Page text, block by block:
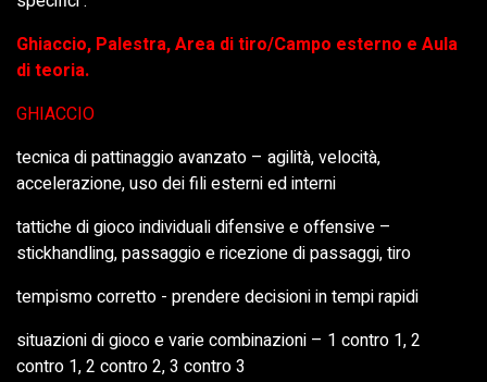
Ghiaccio, Palestra, Area di tiro/Campo esterno e Aula
di teoria.
GHIACCIO
tecnica di pattinaggio avanzato – agilità, velocità,
accelerazione, uso dei fili esterni ed interni
tattiche di gioco individuali difensive e offensive –
stickhandling, passaggio e ricezione di passaggi, tiro
tempismo corretto - prendere decisioni in tempi rapidi
situazioni di gioco e varie combinazioni – 1 contro 1, 2
contro 1, 2 contro 2, 3 contro 3